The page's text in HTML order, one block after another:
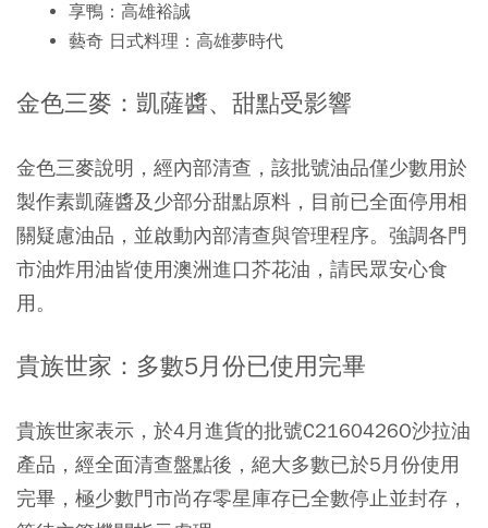
享鴨：高雄裕誠
藝奇 日式料理：高雄夢時代
金色三麥：凱薩醬、甜點受影響
金色三麥說明，經內部清查，該批號油品僅少數用於
製作素凱薩醬及少部分甜點原料，目前已全面停用相
關疑慮油品，並啟動內部清查與管理程序。強調各門
市油炸用油皆使用澳洲進口芥花油，請民眾安心食
用。
貴族世家：多數5月份已使用完畢
貴族世家表示，於4月進貨的批號C2160426O沙拉油
產品，經全面清查盤點後，絕大多數已於5月份使用
完畢，極少數門市尚存零星庫存已全數停止並封存，